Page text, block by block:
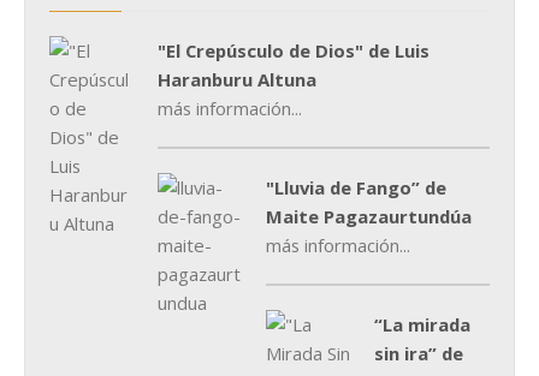
"El Crepúsculo de Dios" de Luis
Haranburu Altuna
más información...
"Lluvia de Fango” de
Maite Pagazaurtundúa
más información...
“La mirada
sin ira” de